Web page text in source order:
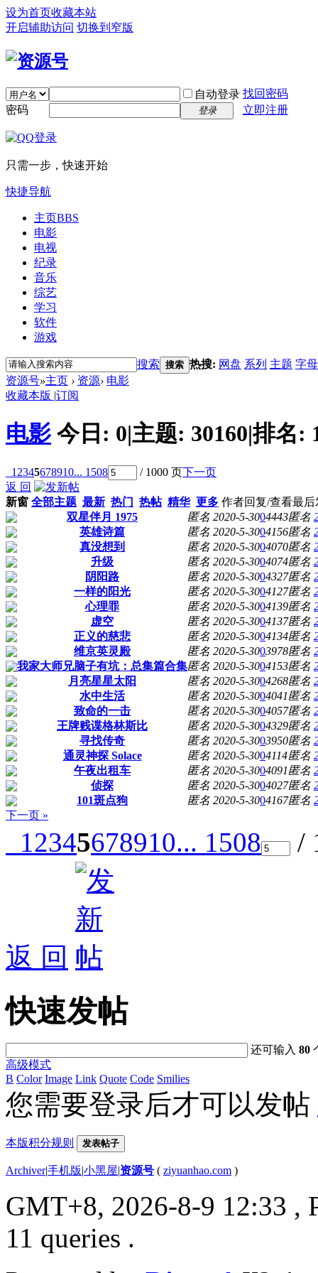
设为首页收藏本站
开启辅助访问 切换到窄版
自动登录 找回密码
密码
登录 立即注册
只需一步，快速开始
快捷导航
主页BBS
电影
电视
纪录
音乐
综艺
学习
软件
游戏
搜索 搜索 热搜: 网盘 系列 主题 字
资源号»主页 › 资源› 电影
收藏本版 |订阅
电影 今日: 0|主题: 30160|排名:
1 2345678910... 1508 / 1000 页下一页
返 回
新窗 全部主题 最新 热门 热帖 精华 更多 作者回复/查看最后
双星伴月 1975
匿名 2020-5-3004443匿名
英雄诗篇
匿名 2020-5-3004156匿名
真没想到
匿名 2020-5-3004070匿名
升级
匿名 2020-5-3004074匿名
阴阳路
匿名 2020-5-3004327匿名
一样的阳光
匿名 2020-5-3004127匿名
心理罪
匿名 2020-5-3004139匿名
虚空
匿名 2020-5-3004137匿名
正义的慈悲
匿名 2020-5-3004134匿名
维京英灵殿
匿名 2020-5-3003978匿名
我家大师兄脑子有坑：总集篇合集匿名 2020-5-3004153匿名
月亮星星太阳
匿名 2020-5-3004268匿名
水中生活
匿名 2020-5-3004041匿名
致命的一击
匿名 2020-5-3004057匿名
王牌贱谍格林斯比
匿名 2020-5-3004329匿名
寻找传奇
匿名 2020-5-3003950匿名
通灵神探 Solace
匿名 2020-5-3004114匿名
午夜出租车
匿名 2020-5-3004091匿名
侦探
匿名 2020-5-3004027匿名
101斑点狗
匿名 2020-5-3004167匿名
下一页 »
12345678910... 1508 /
返 回
快速发帖
还可输入80
高级模式
B Color Image Link Quote Code Smilies
您需要登录后才可以发帖
本版积分规则 发表帖子
Archiver|手机版|小黑屋|资源号 ( ziyuanhao.com )
GMT+8, 2026-8-9 12:33 ,
11 queries .